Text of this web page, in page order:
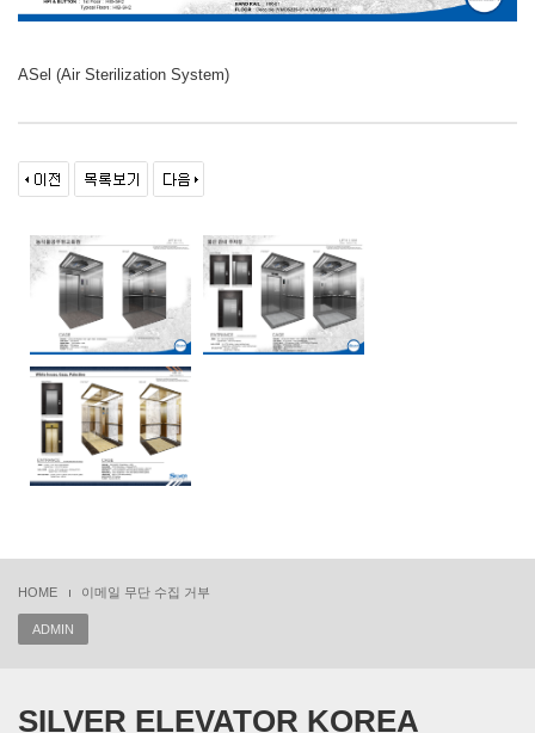
ASel (Air Sterilization System)
HOME 이메일 무단 수집 거부
ADMIN
SILVER ELEVATOR KOREA